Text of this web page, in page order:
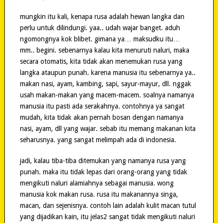
mungkin itu kali, kenapa rusa adalah hewan langka dan
perlu untuk dilindungi. yaa.. udah wajar banget. aduh
ngomongnya kok blibet. gimana ya… maksudku itu…
mm.. begini. sebenarnya kalau kita menuruti naluri, maka
secara otomatis, kita tidak akan menemukan rusa yang
langka ataupun punah. karena manusia itu sebenarnya ya..
makan nasi, ayam, kambing, sapi, sayur-mayur, dll. nggak
usah makan-makan yang macem-macem. soalnya namanya
manusia itu pasti ada serakahnya. contohnya ya sangat
mudah, kita tidak akan pernah bosan dengan namanya
nasi, ayam, dll yang wajar. sebab itu memang makanan kita
seharusnya. yang sangat melimpah ada di indonesia.
jadi, kalau tiba-tiba ditemukan yang namanya rusa yang
punah. maka itu tidak lepas dari orang-orang yang tidak
mengikuti naluri alamiahnya sebagai manusia. wong
manusia kok makan rusa. rusa itu makanannya singa,
macan, dan sejenisnya. contoh lain adalah kulit macan tutul
yang dijadikan kain, itu jelas2 sangat tidak mengikuti naluri